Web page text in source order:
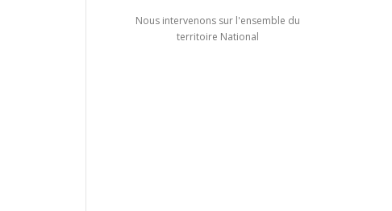
Nous intervenons sur l'ensemble du
territoire National